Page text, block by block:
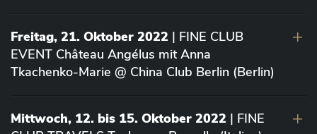
Freitag, 21. Oktober 2022 | FINE CLUB
EVENT Château Angélus mit Anna
Tkachenko-Marie @ China Club Berlin (Berlin)
Mittwoch, 12. bis 15. Oktober 2022 | FINE